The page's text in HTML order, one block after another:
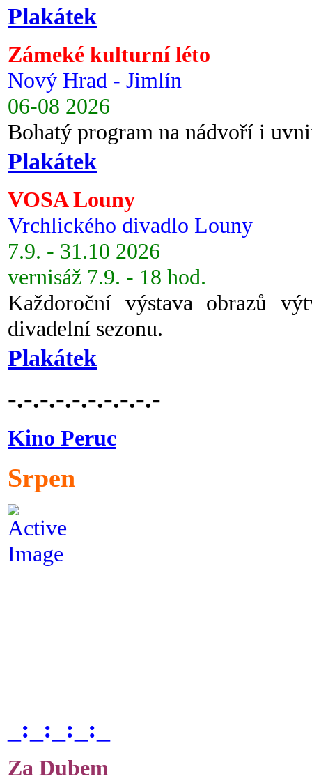
Plakátek
Zámeké kulturní léto
Nový Hrad - Jimlín
06-08 2026
Bohatý program na nádvoří i
Plakátek
VOSA Louny
Vrchlického divadlo Louny
7.9. - 31.10 2026
vernisáž 7.9. - 18 hod.
Každoroční výstava obrazů
divadelní sezonu.
Plakátek
-.-.-.-.-.-.-.-.-.-
Kino Peruc
Srpen
_:_:_:_:_
Za Dubem